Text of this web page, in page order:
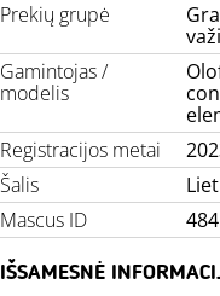
Prekių grupė
Gamintojas /
modelis
Registracijos metai
Šalis
Mascus ID
IŠSAMESNĖ